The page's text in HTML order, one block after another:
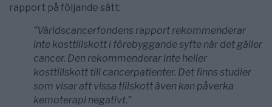
rapport på följande sätt:
”Världscancerfondens rapport rekommenderar
inte kosttillskott i förebyggande syfte när det gäller
cancer. Den rekommenderar inte heller
kosttillskott till cancerpatienter. Det finns studier
som visar att vissa tillskott även kan påverka
kemoterapi negativt.”